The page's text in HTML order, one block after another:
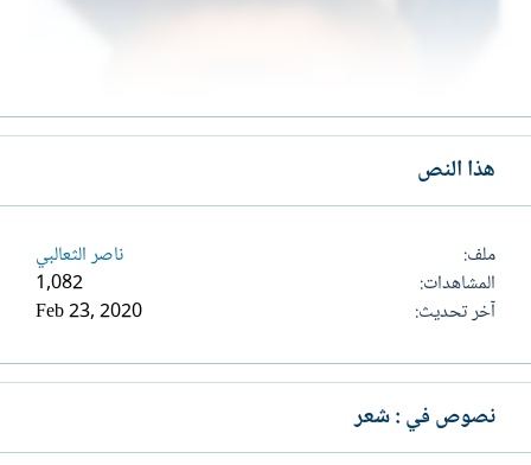
هذا النص
ملف
ناصر الثعالبي
المشاهدات
1,082
آخر تحديث
Feb 23, 2020
نصوص في : شعر